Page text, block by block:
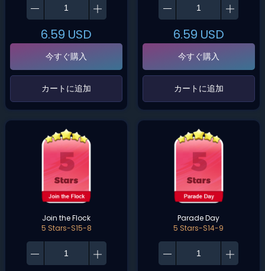
6.59 USD
今すぐ購入
‌カートに追加‌
6.59 USD
今すぐ購入
‌カートに追加‌
Join the Flock
5 Stars-S15-8
Parade Day
5 Stars-S14-9